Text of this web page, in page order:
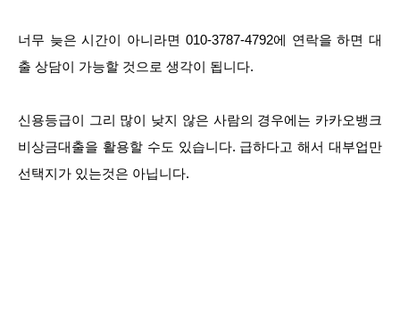
너무 늦은 시간이 아니라면 010-3787-4792에 연락을 하면 대
출 상담이 가능할 것으로 생각이 됩니다.
신용등급이 그리 많이 낮지 않은 사람의 경우에는 카카오뱅크
비상금대출을 활용할 수도 있습니다. 급하다고 해서 대부업만
선택지가 있는것은 아닙니다.